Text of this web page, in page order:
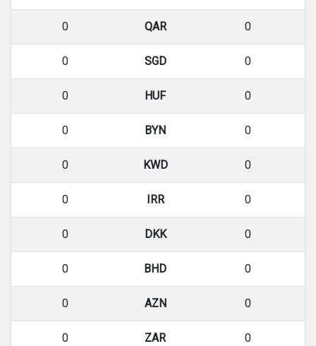
0 QAR 0
0 SGD 0
0 HUF 0
0 BYN 0
0 KWD 0
0 IRR 0
0 DKK 0
0 BHD 0
0 AZN 0
0 ZAR 0